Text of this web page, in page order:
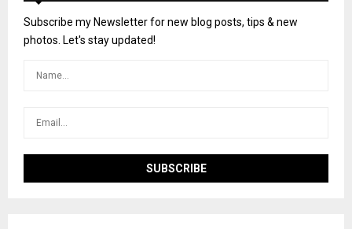
Subscribe my Newsletter for new blog posts, tips & new
photos. Let's stay updated!